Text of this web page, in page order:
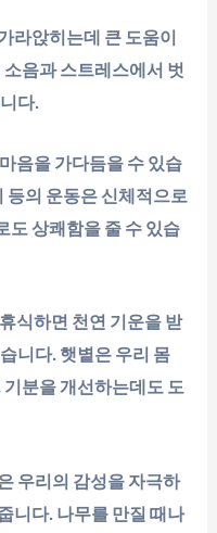
라앉히는데 큰 도움이
음과 스트레스에서 벗
다.
음을 가다듬을 수 있습
등의 운동은 신체적으로
도 상쾌함을 줄 수 있습
식하면 천연 기운을 받
니다. 햇볕은 우리 몸
분을 개선하는데도 도
우리의 감성을 자극하
니다. 나무를 만질 때나